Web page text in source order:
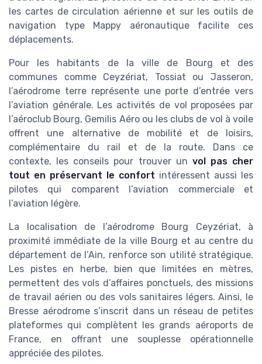
les cartes de circulation aérienne et sur les outils de
navigation type Mappy aéronautique facilite ces
déplacements.
Pour les habitants de la ville de Bourg et des
communes comme Ceyzériat, Tossiat ou Jasseron,
l’aérodrome terre représente une porte d’entrée vers
l’aviation générale. Les activités de vol proposées par
l’aéroclub Bourg, Gemilis Aéro ou les clubs de vol à voile
offrent une alternative de mobilité et de loisirs,
complémentaire du rail et de la route. Dans ce
contexte, les conseils pour trouver un vol pas cher
tout en préservant le confort intéressent aussi les
pilotes qui comparent l’aviation commerciale et
l’aviation légère.
La localisation de l’aérodrome Bourg Ceyzériat, à
proximité immédiate de la ville Bourg et au centre du
département de l’Ain, renforce son utilité stratégique.
Les pistes en herbe, bien que limitées en mètres,
permettent des vols d’affaires ponctuels, des missions
de travail aérien ou des vols sanitaires légers. Ainsi, le
Bresse aérodrome s’inscrit dans un réseau de petites
plateformes qui complètent les grands aéroports de
France, en offrant une souplesse opérationnelle
appréciée des pilotes.